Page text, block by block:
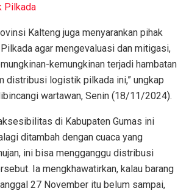
Pilkada
Kalteng juga menyarankan pihak
agar mengevaluasi dan mitigasi,
kemungkinan terjadi hambatan
distribusi logistik pilkada ini,” ungkap
wartawan, Senin (18/11/2024).
di Kabupaten Gumas ini
ditambah dengan cuaca yang
ini bisa mengganggu distribusi
Ia mengkhawatirkan, kalau barang
27 November itu belum sampai,